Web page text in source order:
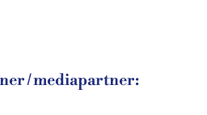
/ mediapartner: